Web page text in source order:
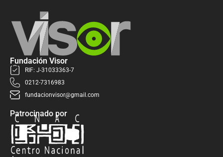
Fundación Visor
RIF: J-31033363-7
0212-7316983
fundacionvisor@gmail.com
Patrocinado por